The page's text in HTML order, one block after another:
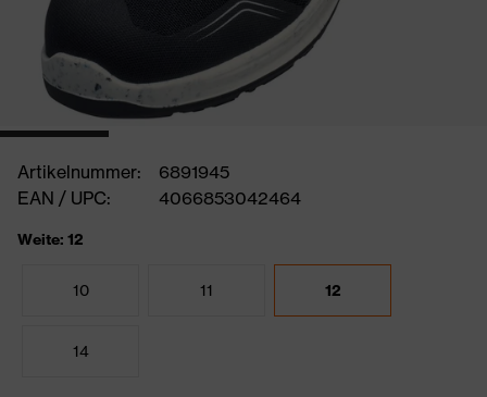
Artikelnummer:
6891945
EAN / UPC:
4066853042464
Weite: 12
10 11 12
14